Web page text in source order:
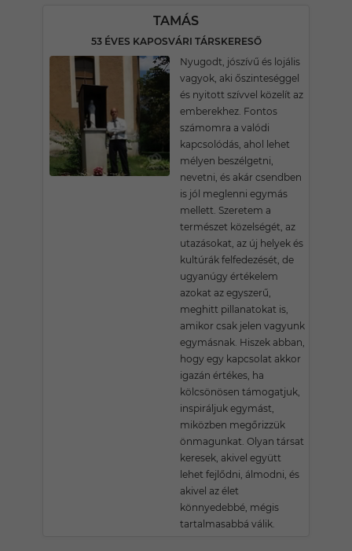
TAMÁS
53 ÉVES KAPOSVÁRI TÁRSKERESŐ
Nyugodt, jószívű és lojális
vagyok, aki őszinteséggel
és nyitott szívvel közelít az
emberekhez. Fontos
számomra a valódi
kapcsolódás, ahol lehet
mélyen beszélgetni,
nevetni, és akár csendben
is jól meglenni egymás
mellett. Szeretem a
természet közelségét, az
utazásokat, az új helyek és
kultúrák felfedezését, de
ugyanúgy értékelem
azokat az egyszerű,
meghitt pillanatokat is,
amikor csak jelen vagyunk
egymásnak. Hiszek abban,
hogy egy kapcsolat akkor
igazán értékes, ha
kölcsönösen támogatjuk,
inspiráljuk egymást,
miközben megőrizzük
önmagunkat. Olyan társat
keresek, akivel együtt
lehet fejlődni, álmodni, és
akivel az élet
könnyedebbé, mégis
tartalmasabbá válik.